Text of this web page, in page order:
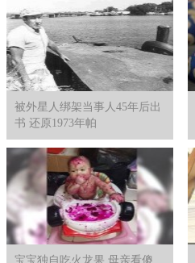
被外星人绑架当事人45年后出
书 还原1973年帕
宝宝独自吃火龙果 母亲看傻